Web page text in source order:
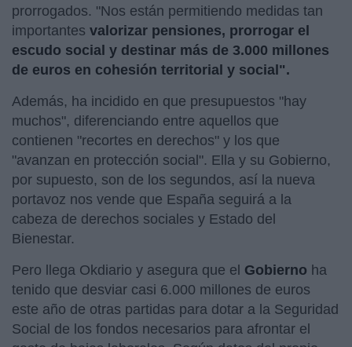
prorrogados. "Nos están permitiendo medidas tan
importantes valorizar pensiones, prorrogar el
escudo social y destinar más de 3.000 millones
de euros en cohesión territorial y social".
Además, ha incidido en que presupuestos "hay
muchos", diferenciando entre aquellos que
contienen "recortes en derechos" y los que
"avanzan en protección social". Ella y su Gobierno,
por supuesto, son de los segundos, así la nueva
portavoz nos vende que España seguirá a la
cabeza de derechos sociales y Estado del
Bienestar.
Pero llega Okdiario y asegura que el Gobierno ha
tenido que desviar casi 6.000 millones de euros
este año de otras partidas para dotar a la Seguridad
Social de los fondos necesarios para afrontar el